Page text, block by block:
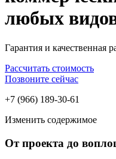
любых
Гарантия и качественная
Рассчитать стоимость
Позвоните сейчас
+7 (966) 189-30-61
Изменить содержимое
От проекта до